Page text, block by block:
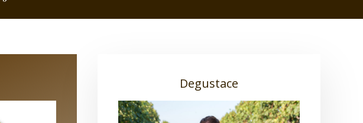
Degustace